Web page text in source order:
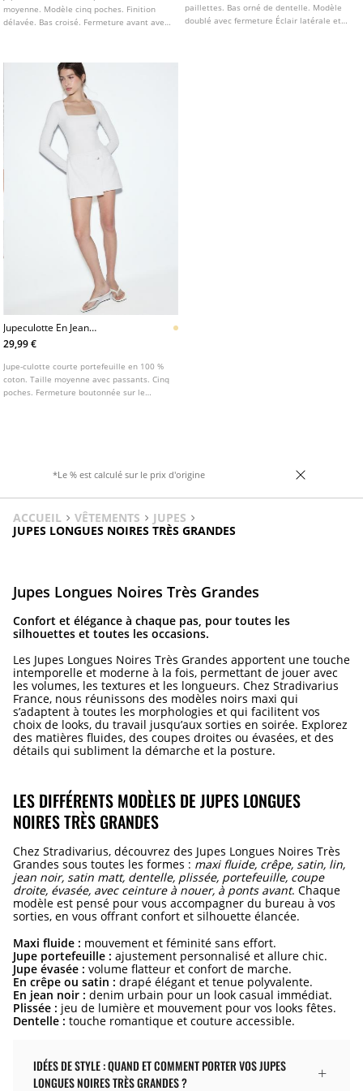
moyenne. Modèle cinq poches. Finition
délavée. Bas croisé. Fermeture avant avec
paillettes. Bas orné de dentelle. Modèle
doublé avec fermeture Éclair latérale et
Jupeculotte En Jean
Portefeuille
29,99 €
Jupe-culotte courte portefeuille en 100 %
coton. Taille moyenne avec passants. Cinq
poches. Fermeture boutonnée sur le
*Le % est calculé sur le prix d'origine
ACCUEIL VÊTEMENTS
JUPES
JUPES LONGUES NOIRES TRÈS GRANDES
Jupes Longues Noires Très Grandes
Confort et élégance à chaque pas, pour toutes les
silhouettes et toutes les occasions.
Les Jupes Longues Noires Très Grandes apportent une touche
intemporelle et moderne à la fois, permettant de jouer avec
les volumes, les textures et les longueurs. Chez Stradivarius
France, nous réunissons des modèles noirs maxi qui
s’adaptent à toutes les morphologies et qui facilitent vos
choix de looks, du travail jusqu’aux sorties en soirée. Explorez
des matières fluides, des coupes droites ou évasées, et des
détails qui subliment la démarche et la posture.
LES DIFFÉRENTS MODÈLES DE JUPES LONGUES
NOIRES TRÈS GRANDES
Chez Stradivarius, découvrez des Jupes Longues Noires Très
Grandes sous toutes les formes : maxi fluide, crêpe, satin, lin,
jean noir, satin matt, dentelle, plissée, portefeuille, coupe
droite, évasée, avec ceinture à nouer, à ponts avant. Chaque
modèle est pensé pour vous accompagner du bureau à vos
sorties, en vous offrant confort et silhouette élancée.
Maxi fluide : mouvement et féminité sans effort.
Jupe portefeuille : ajustement personnalisé et allure chic.
Jupe évasée : volume flatteur et confort de marche.
En crêpe ou satin : drapé élégant et tenue polyvalente.
En jean noir : denim urbain pour un look casual immédiat.
Plissée : jeu de lumière et mouvement pour vos looks fêtes.
Dentelle : touche romantique et couture accessible.
IDÉES DE STYLE : QUAND ET COMMENT PORTER VOS JUPES
LONGUES NOIRES TRÈS GRANDES ?